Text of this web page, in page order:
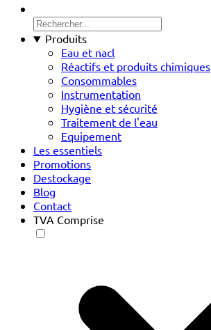
Produits
Eau et nacl
Réactifs et produits chimiques
Consommables
Instrumentation
Hygiène et sécurité
Traitement de l'eau
Equipement
Les essentiels
Promotions
Destockage
Blog
Contact
TVA Comprise